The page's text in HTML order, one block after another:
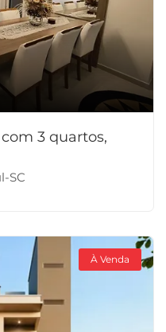
3 quartos,
SC
À Venda